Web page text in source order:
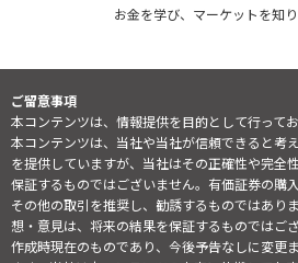
お金を学び、マーケットを知
ご留意事項
本コンテンツは、情報提供を目的として行ってお
本コンテンツは、当社や当社が信頼できると考
を提供していますが、当社はその正確性や完全
保証するものではございません。有価証券の購
その他の取引を推奨し、勧誘するものではあり
想・意見は、将来の結果を保証するものではご
作成時現在のものであり、今後予告なしに変更